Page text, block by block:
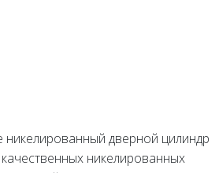
никелированный дверной цилиндр
никелированных